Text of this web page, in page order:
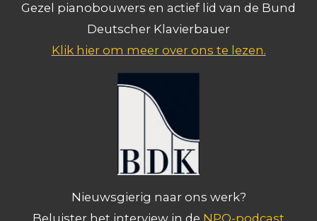
Gezel pianobouwers en actief lid van de Bund
Deutscher Klavierbauer
Klik hier om meer over ons te lezen.
Nieuwsgierig naar ons werk?